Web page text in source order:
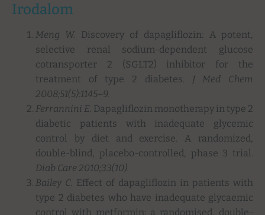
Irodalom
Meng W. Discovery of dapagliflozin: A potent,
selective renal sodium-dependent glucose
cotransporter 2 (SGLT2) inhibitor for the
treatment of type 2 diabetes.
J Med Chem
2008;51(5):1145–9.
Ferrannini E. Dapagliflozin monotherapy in type 2
diabetic patients with inadequate glycemic
control by diet and exercise. A randomized,
double-blind, placebo-controlled, phase 3 trial.
Diab Care 2010;33(10).
Bailey C. Effect of dapagliflozin in patients with
type 2 diabetes who have inadequate glycaemic
control with metformin: a randomised, double-